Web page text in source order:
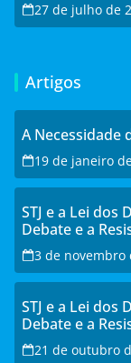
27 de julho de
Artigos
A Necessidade
19 de janeiro
STJ e a Lei dos
Debate e a
3 de novembro
STJ e a Lei dos
Debate e a
21 de outubro